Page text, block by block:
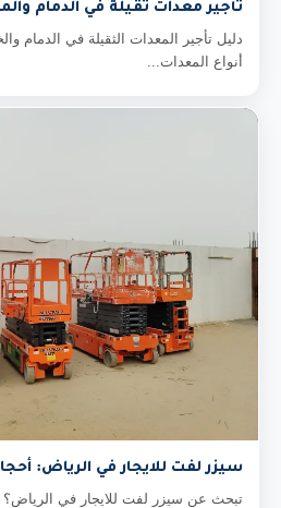
تأجير معدات ثقيلة في الدمام
دليل تأجير المعدات الثقيلة في الدمام
أنواع المعدات...
سيزر لفت للايجار في الرياض:
تبحث عن سيزر لفت للايجار في